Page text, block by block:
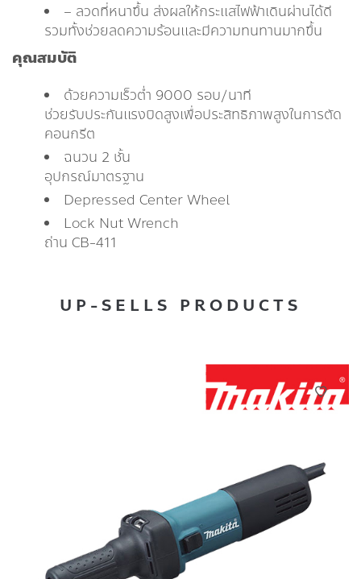
– ลวดที่หนาขึ้น ส่งผลให้กระแสไฟฟ้าเดินผ่านได้ดี
รวมทั้งช่วยลดความร้อนและมีความทนทานมากขึ้น
คุณสมบัติ
ด้วยความเร็วต่ำ 9000 รอบ/นาที
ช่วยรับประกันแรงบิดสูงเพื่อประสิทธิภาพสูงในการตัด
คอนกรีต
ฉนวน 2 ชั้น
อุปกรณ์มาตรฐาน
Depressed Center Wheel
Lock Nut Wrench
ถ่าน CB-411
UP-SELLS PRODUCTS